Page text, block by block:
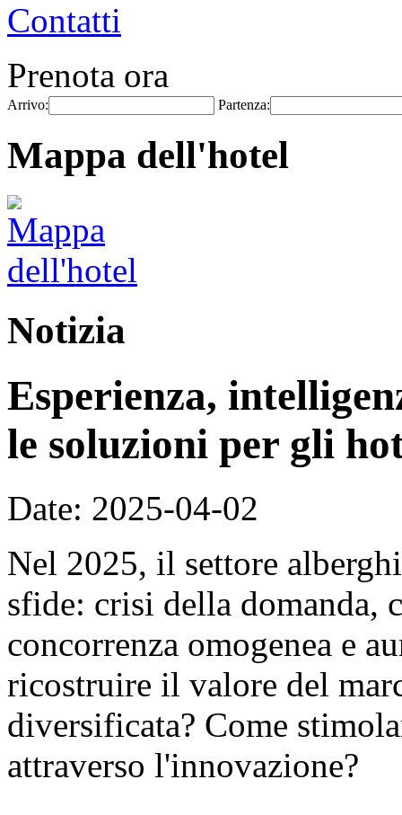
Contatti
Prenota ora
Arrivo: Partenza:
Mappa dell'hotel
Notizia
Esperienza,
le soluzioni per gli
Date: 2025-04-02
Nel 2025, il settore
sfide: crisi della domanda,
concorrenza omogenea e
ricostruire il valore del
diversificata? Come
attraverso l'innovazione?